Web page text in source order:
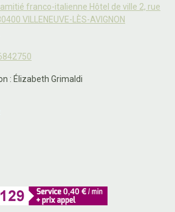
franco-italienne Hôtel de ville 2, rue
VILLENEUVE-LÈS-AVIGNON
: Élizabeth Grimaldi